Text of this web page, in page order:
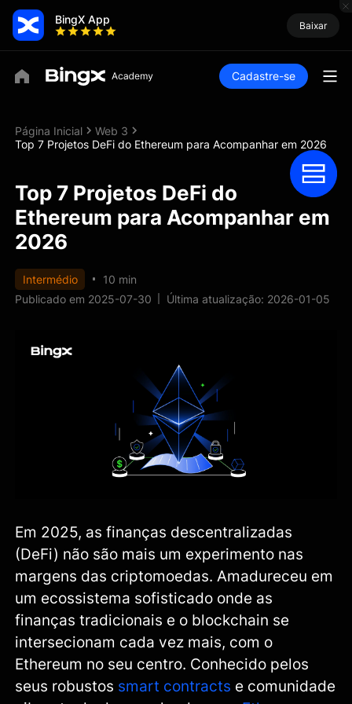
BingX App Baixar
Cadastre-se
Página Inicial
Web 3
Top 7 Projetos DeFi do Ethereum para Acompanhar em 2026
Top 7 Projetos DeFi do
Ethereum para Acompanhar em
2026
Intermédio
10 min
Publicado em 2025-07-30
Última atualização: 2026-01-05
Em 2025, as finanças descentralizadas
(DeFi) não são mais um experimento nas
margens das criptomoedas. Amadureceu em
um ecossistema sofisticado onde as
finanças tradicionais e o blockchain se
intersecionam cada vez mais, com o
Ethereum no seu centro. Conhecido pelos
seus robustos smart contracts e comunidade